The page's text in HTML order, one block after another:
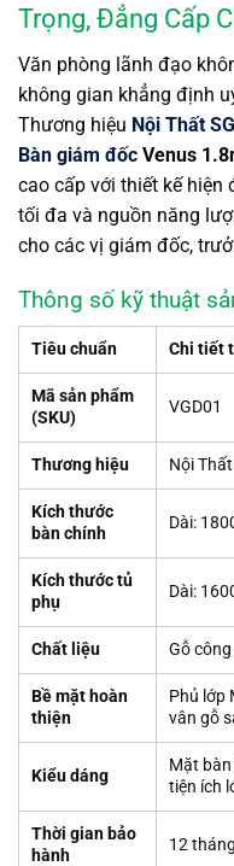
Trọng, Đẳng Cấp
Văn phòng lãnh đạo
không gian khẳng định
Thương hiệu Nội Thất SG
Bàn giám đốc Venus
cao cấp với thiết kế hiện
tối đa và nguồn năng
cho các vị giám đốc,
Thông số kỹ thuật
Tiêu chuẩn Chi tiết
Mã sản phẩm
(SKU)
VGD01
Thương hiệu Nội
Kích thước
bàn chính
Dài:
Kích thước tủ
phụ
Dài:
Chất liệu Gỗ
Bề mặt hoàn
thiện
Phủ lớp
vân gỗ
Kiểu dáng
Mặt
tiện ích
Thời gian bảo
hành
12 tháng